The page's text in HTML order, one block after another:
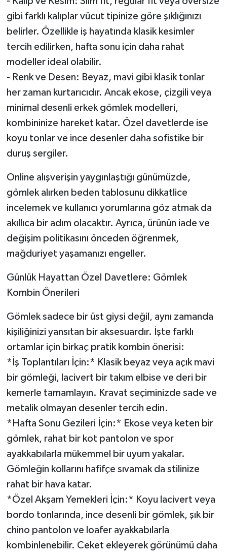
gibi farklı kalıplar vücut tipinize göre şıklığınızı
belirler. Özellikle iş hayatında klasik kesimler
tercih edilirken, hafta sonu için daha rahat
modeller ideal olabilir.
- Renk ve Desen: Beyaz, mavi gibi klasik tonlar
her zaman kurtarıcıdır. Ancak ekose, çizgili veya
minimal desenli erkek gömlek modelleri,
kombininize hareket katar. Özel davetlerde ise
koyu tonlar ve ince desenler daha sofistike bir
duruş sergiler.
Online alışverişin yaygınlaştığı günümüzde,
gömlek alırken beden tablosunu dikkatlice
incelemek ve kullanıcı yorumlarına göz atmak da
akıllıca bir adım olacaktır. Ayrıca, ürünün iade ve
değişim politikasını önceden öğrenmek,
mağduriyet yaşamanızı engeller.
Günlük Hayattan Özel Davetlere: Gömlek
Kombin Önerileri
Gömlek sadece bir üst giysi değil, aynı zamanda
kişiliğinizi yansıtan bir aksesuardır. İşte farklı
ortamlar için birkaç pratik kombin önerisi:
*İş Toplantıları İçin:* Klasik beyaz veya açık mavi
bir gömleği, lacivert bir takım elbise ve deri bir
kemerle tamamlayın. Kravat seçiminizde sade ve
metalik olmayan desenler tercih edin.
*Hafta Sonu Gezileri İçin:* Ekose veya keten bir
gömlek, rahat bir kot pantolon ve spor
ayakkabılarla mükemmel bir uyum yakalar.
Gömleğin kollarını hafifçe sıvamak da stilinize
rahat bir hava katar.
*Özel Akşam Yemekleri İçin:* Koyu lacivert veya
bordo tonlarında, ince desenli bir gömlek, şık bir
chino pantolon ve loafer ayakkabılarla
kombinlenebilir. Ceket ekleyerek görünümü daha